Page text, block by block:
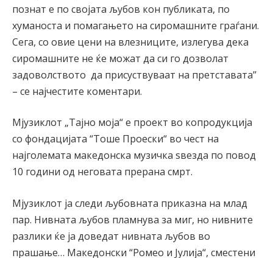
познат е по својата љубов кон публиката, по
хуманоста и помагањето на сиромашните граѓани.
Сега, со овие цени на влезниците, излегува дека
сиромашните не ќе можат да си го дозволат
задоволството да присуствуваат на претставата’’
– се најчестите коментари.
Мјузиклот „Тајно моја“ е проект во копродукција
со фондацијата “Тоше Проески“ во чест на
најголемата македонска музичка ѕвезда по повод
10 години од неговата прерана смрт.
Мјузиклот ја следи љубовната приказна на млад
пар. Нивната љубов пламнува за миг, но нивните
разлики ќе ја доведат нивната љубов во
прашање… Македонски “Ромео и Јулија“, сместени